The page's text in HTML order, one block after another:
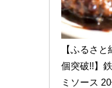
【ふるさ
個突破!!】
ミソース